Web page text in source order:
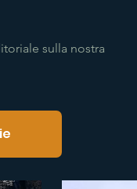
sulla nostra